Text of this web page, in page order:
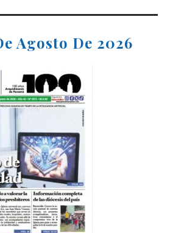
Agosto De 2026